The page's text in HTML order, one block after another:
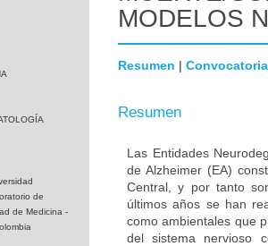
de
de Medicina -
MODELOS
Resumen | Convocatoria
Resumen
Las Entidades
de Alzheimer (EA)
Central, y por tanto
últimos años se han
como ambientales que
del sistema nervioso